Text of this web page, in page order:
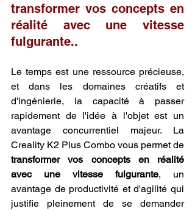
transformer vos concepts en
réalité avec une vitesse
fulgurante..
Le temps est une ressource précieuse,
et dans les domaines créatifs et
d'ingénierie, la capacité à passer
rapidement de l'idée à l'objet est un
avantage concurrentiel majeur. La
transformer vos concepts en réalité
avec une vitesse fulgurante, un
avantage de productivité et d'agilité qui
justifie pleinement de se demander